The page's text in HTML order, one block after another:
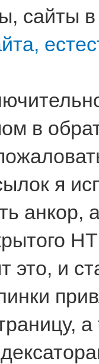
сайты
в
я
анкор,
это, и